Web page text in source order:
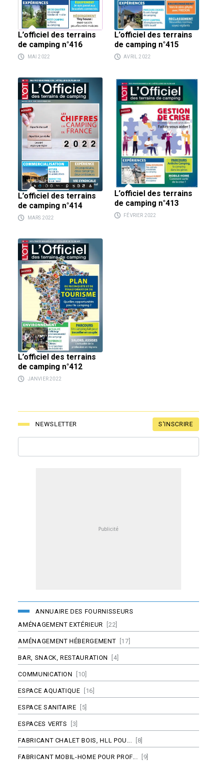
L’officiel des terrains
de camping n°416
MAI 2022
L’officiel des terrains
de camping n°415
AVRIL 2022
L’officiel des terrains
de camping n°414
MARS 2022
L’officiel des terrains
de camping n°413
FÉVRIER 2022
L’officiel des terrains
de camping n°412
JANVIER 2022
NEWSLETTER S'INSCRIRE
ANNUAIRE DES FOURNISSEURS
AMÉNAGEMENT EXTÉRIEUR
[22]
AMÉNAGEMENT HÉBERGEMENT [17]
BAR, SNACK, RESTAURATION [4]
COMMUNICATION [10]
ESPACE AQUATIQUE [16]
ESPACE SANITAIRE [5]
ESPACES VERTS [3]
FABRICANT CHALET BOIS, HLL POU... [8]
FABRICANT MOBIL-HOME POUR PROF... [9]